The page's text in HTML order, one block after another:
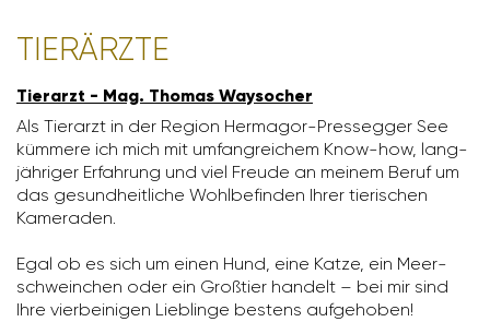
TIER­ÄRZTE
Tier­arzt - Mag. Thomas Wayso­cher
Als Tier­arzt in der Region Hermagor-Pres­segger See
kümmere ich mich mit umfang­rei­chem Know-how, lang­
jäh­riger Erfah­rung und viel Freude an meinem Beruf um
das gesund­heit­liche Wohl­be­finden Ihrer tieri­schen
Kame­raden.
Egal ob es sich um einen Hund, eine Katze, ein Meer­
schwein­chen oder ein Groß­tier handelt – bei mir sind
Ihre vier­bei­nigen Lieb­linge bestens aufge­hoben!